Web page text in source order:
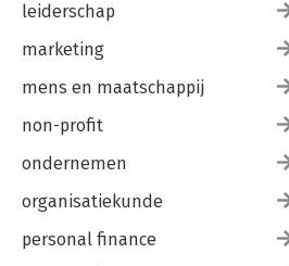
leiderschap
marketing
mens en maatschappij
non-profit
ondernemen
organisatiekunde
personal finance